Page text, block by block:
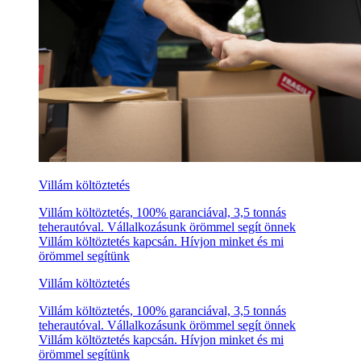
Villám költöztetés
Villám költöztetés, 100% garanciával, 3,5 tonnás
teherautóval. Vállalkozásunk örömmel segít önnek
Villám költöztetés kapcsán. Hívjon minket és mi
örömmel segítünk
Villám költöztetés
Villám költöztetés, 100% garanciával, 3,5 tonnás
teherautóval. Vállalkozásunk örömmel segít önnek
Villám költöztetés kapcsán. Hívjon minket és mi
örömmel segítünk